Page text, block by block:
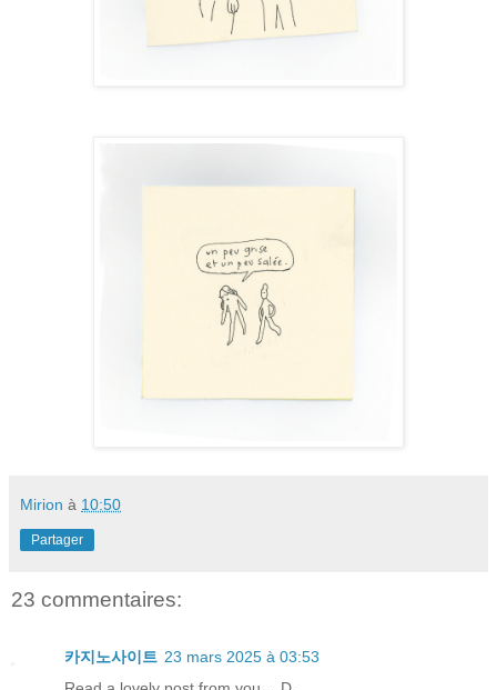
Mirion à 10:50
Partager
23 commentaires:
카지노사이트 23 mars 2025 à 03:53